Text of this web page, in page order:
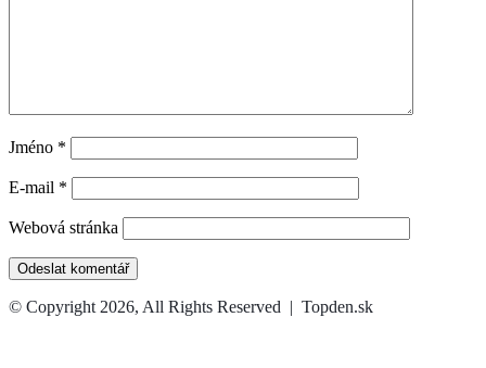
Jméno *
E-mail *
Webová stránka
© Copyright 2026, All Rights Reserved | Topden.sk